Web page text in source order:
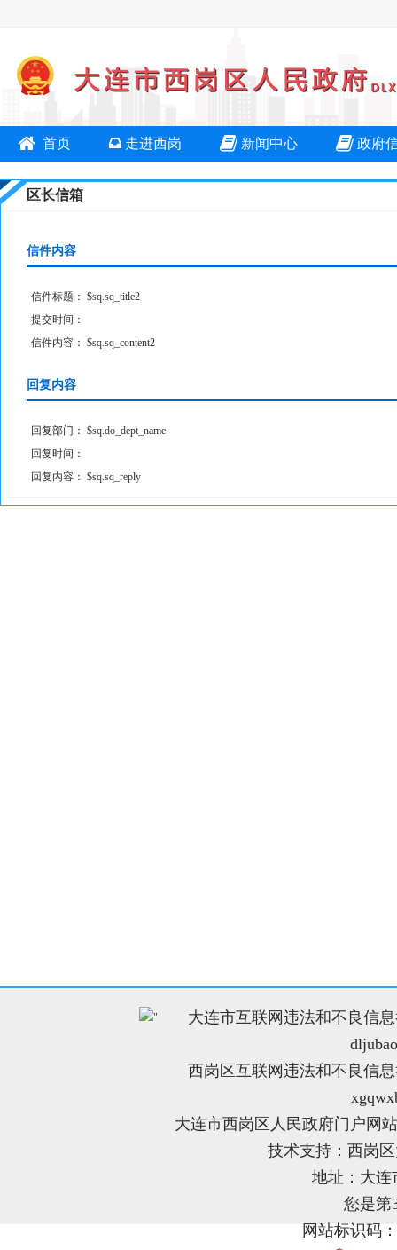
首页 走进西岗 新闻中心 政府
区长信箱
信件内容
信件标题： $sq.sq_title2
提交时间：
信件内容： $sq.sq_content2
回复内容
回复部门： $sq.do_dept_name
回复时间：
回复内容： $sq.sq_reply
"
大连市互联网违法和不良信
西岗区互联网违法和不良信
大连市西岗区人民政府门户网
技术支持：西岗
地址：大连
您是第
网站标识码